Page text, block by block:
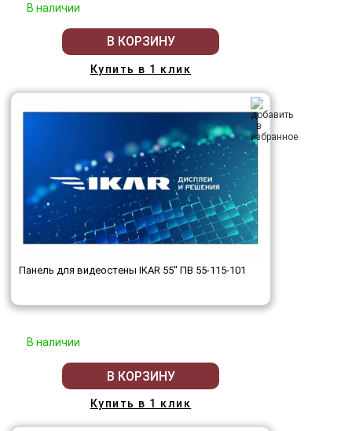
В наличии
В КОРЗИНУ
Купить в 1 клик
Панель для видеостены IKAR 55" ПВ 55-115-101
В наличии
В КОРЗИНУ
Купить в 1 клик